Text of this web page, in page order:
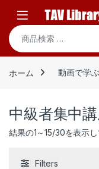
Open
検索対象:
ホーム 動画で学ぶ
中級者集中
結果の1～15/30を表示
Filters